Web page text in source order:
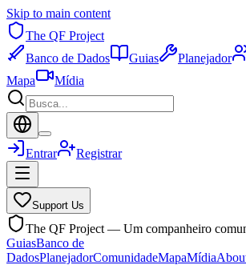
Skip to main content
The QF Project
Banco de Dados
Guias Planejador
Mapa
Mídia
Entrar Registrar
Support Us
The QF Project — Um companheiro
GuiasBanco de
DadosPlanejadorComunidadeMapaMídia